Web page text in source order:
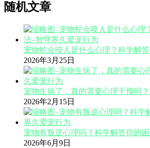
随机文章
宠物蛇会咬人是什么心理？科学解
2026年3月25日
宠物生病了，真的需要心理干预吗？
2026年2月15日
宠物有叛逆心理吗？科学解答你的
2026年6月9日